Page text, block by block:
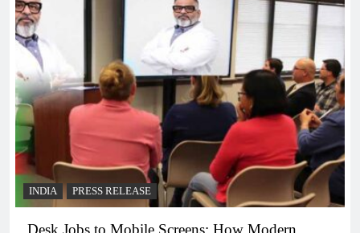
INDIA PRESS RELEASE
Desk Jobs to Mobile Screens: How Modern